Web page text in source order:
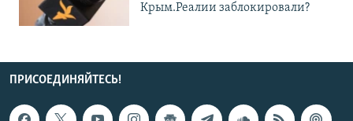
Крым.Реалии заблокировали?
ПРИСОЕДИНЯЙТЕСЬ!